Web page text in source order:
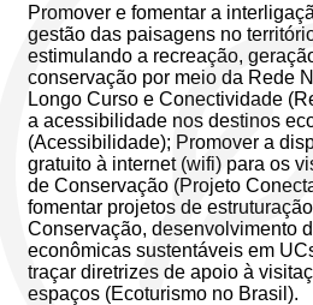
Promover e fomentar a
gestão das paisagens no
estimulando a recreação,
conservação por meio da Rede
Longo Curso e Conectividade
a acessibilidade nos destinos
(Acessibilidade); Promover a
gratuito à internet (wifi) para os
de Conservação (Projeto
fomentar projetos de
Conservação, desenvolvimento
econômicas sustentáveis em
traçar diretrizes de apoio à
espaços (Ecoturismo no Brasil).